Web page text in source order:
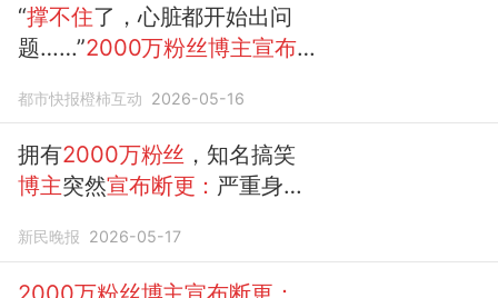
“撑不住了，心脏都开始出问
题……”2000万粉丝博主宣布
理性恶心、焦虑
都市快报橙柿互动 2026-05-16
拥有2000万粉丝 ，知名搞笑
博主突然宣布断更： 严重身心
问题！网友：取舍也是一种勇
气
新民晚报 2026-05-17